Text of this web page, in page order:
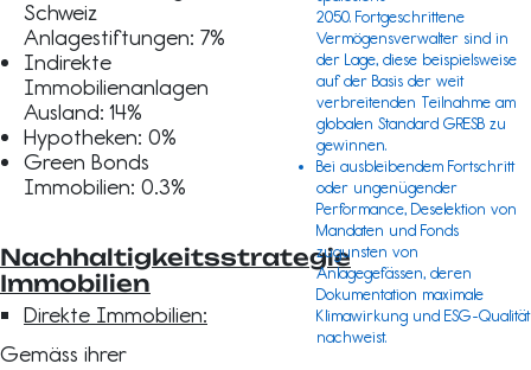
Schweiz
Anlagestiftungen: 7%
Indirekte
Immobilienanlagen
Ausland: 14%
Hypotheken: 0%
Green Bonds
Immobilien: 0.3%
Nachhaltigkeitsstrategie
Immobilien
Direkte Immobilien:
Gemäss ihrer
2050. Fortgeschrittene
Vermögensverwalter sind in
der Lage, diese beispielsweise
auf der Basis der weit
verbreitenden Teilnahme am
globalen Standard GRESBzu
gewinnen.
Bei ausbleibendem Fortschritt
oder ungenügender
Performance, Deselektion von
Mandaten und Fonds
zugunsten von
Anlagegefässen, deren
Dokumentation maximale
Klimawirkung und ESG-Qualität
nachweist.